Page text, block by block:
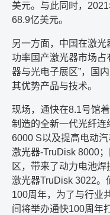
美元。与此同时， 2021
68.9亿美元。
另一方面，中国在激
功率国产激光器市场占
器与光电子展区”，国
其优势产品与技术。
现场，通快在8.1号馆
制造的全新一代光纤连
6000 S以及提高电动
激光器-TruDisk 8000
区，带来了动力电池
激光器TruDisk 3022。
100周年，为了与行业
间将举办通快100周年